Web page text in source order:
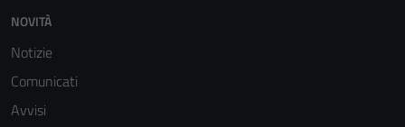
NOVITÀ
Notizie
Comunicati
Avvisi